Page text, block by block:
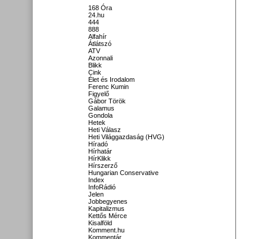
168 Óra
24.hu
444
888
Alfahír
Átlátszó
ATV
Azonnali
Blikk
Cink
Élet és Irodalom
Ferenc Kumin
Figyelő
Gábor Török
Galamus
Gondola
Hetek
Heti Válasz
Heti Világgazdaság (HVG)
Híradó
Hírhatár
HírKlikk
Hírszerző
Hungarian Conservative
Index
InfoRádió
Jelen
Jobbegyenes
Kapitalizmus
Kettős Mérce
Kisalföld
Komment.hu
Kommentár